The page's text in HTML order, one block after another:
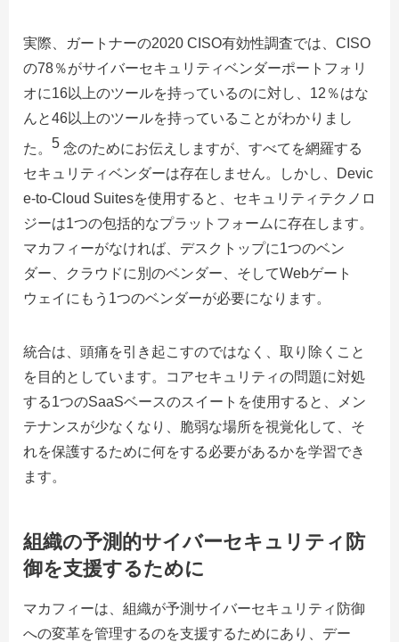
実際、ガートナーの2020 CISO有効性調査では、CISO
の78％がサイバーセキュリティベンダーポートフォリ
オに16以上のツールを持っているのに対し、12％はな
んと46以上のツールを持っていることがわかりまし
た。 5 念のためにお伝えしますが、すべてを網羅する
セキュリティベンダーは存在しません。しかし、Devic
e-to-Cloud Suitesを使用すると、セキュリティテクノロ
ジーは1つの包括的なプラットフォームに存在します。
マカフィーがなければ、デスクトップに1つのベン
ダー、クラウドに別のベンダー、そしてWebゲート
ウェイにもう1つのベンダーが必要になります。
統合は、頭痛を引き起こすのではなく、取り除くこと
を目的としています。コアセキュリティの問題に対処
する1つのSaaSベースのスイートを使用すると、メン
テナンスが少なくなり、脆弱な場所を視覚化して、そ
れを保護するために何をする必要があるかを学習でき
ます。
組織の予測的サイバーセキュリティ防
御を支援するために
マカフィーは、組織が予測サイバーセキュリティ防御
への変革を管理するのを支援するためにあり、デー